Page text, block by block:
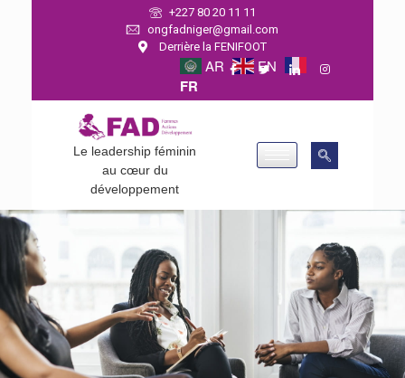
+227 80 20 11 11
ongfadniger@gmail.com
Derrière la FENIFOOT
AR EN
FR
Le leadership féminin
au cœur du
développement